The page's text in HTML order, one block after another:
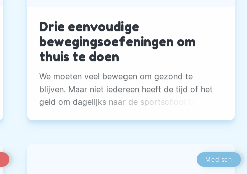
Drie eenvoudige
bewegingsoefeningen om
thuis te doen
We moeten veel bewegen om gezond te
blijven. Maar niet iedereen heeft de tijd of het
geld om dagelijks naar de sportschool te gaan.
Medisch